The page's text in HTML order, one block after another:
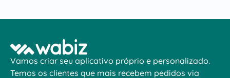
Vamos criar seu aplicativo próprio e personalizado.
Temos os clientes que mais recebem pedidos via